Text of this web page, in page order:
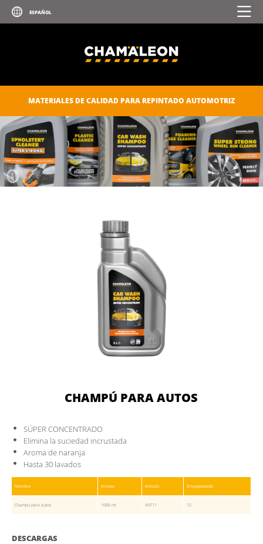
MATERIALES DE CALIDAD PARA REPINTADO AUTOMOTRIZ
CHAMPÚ PARA AUTOS
SÚPER CONCENTRADO
Elimina la suciedad incrustada
Aroma de naranja
Hasta 30 lavados
Nombre Envase Artículo Empaquetado
Champú para autos 1000 ml 49711 12
DESCARGAS